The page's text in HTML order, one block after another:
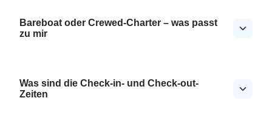
Bareboat oder Crewed-Charter – was passt
zu mir
Was sind die Check-in- und Check-out-
Zeiten